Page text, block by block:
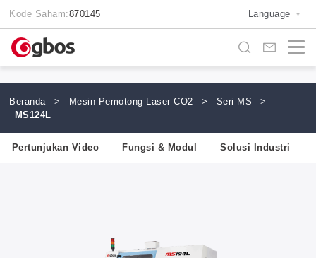
Kode Saham:870145 Language
Beranda > Mesin Pemotong Laser CO2 > Seri MS
>
MS124L
Pertunjukan Video Fungsi & Modul Solusi Industri